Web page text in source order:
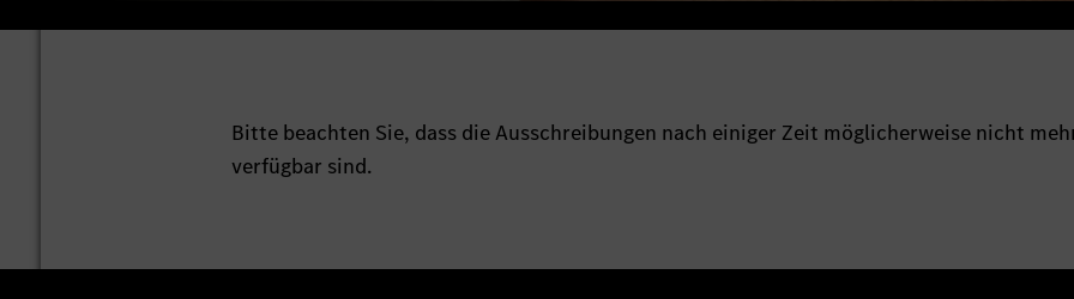
Bitte beachten Sie, dass die Ausschreibungen nach einiger Zeit möglicherweise nicht
verfügbar sind.